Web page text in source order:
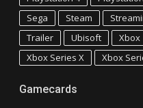
Sega
Steam
Trailer
Ubisoft Xbox
Xbox Series X
Xbox
Gamecards